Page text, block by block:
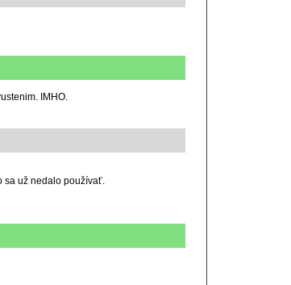
IMHO.
sa už nedalo používať.